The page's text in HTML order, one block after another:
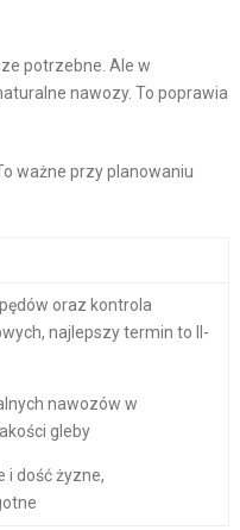
potrzebne. Ale w
nawozy. To poprawia
ważne przy planowaniu
oraz kontrola
najlepszy termin to II-
nawozów w
gleby
i dość żyzne,